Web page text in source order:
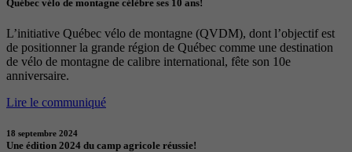
Québec vélo de montagne célèbre ses 10 ans!
L’initiative Québec vélo de montagne (QVDM), dont l’objectif est
de positionner la grande région de Québec comme une destination
de vélo de montagne de calibre international, fête son 10e
anniversaire.
Lire le communiqué
18 septembre 2024
Une édition 2024 du camp agricole réussie!